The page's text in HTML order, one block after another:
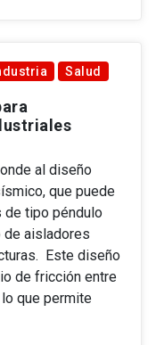
Salud
al diseño
que puede
tipo péndulo
de aisladores
Este diseño
de fricción entre
que permite